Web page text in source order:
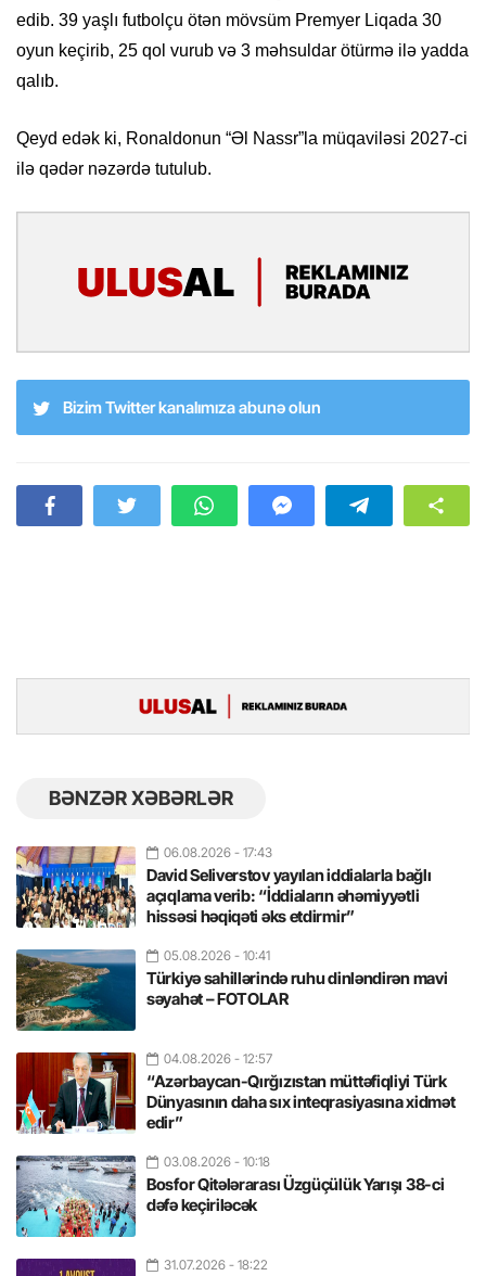
edib. 39 yaşlı futbolçu ötən mövsüm Premyer Liqada 30
oyun keçirib, 25 qol vurub və 3 məhsuldar ötürmə ilə yadda
qalıb.
Qeyd edək ki, Ronaldonun “Əl Nassr”la müqaviləsi 2027-ci
ilə qədər nəzərdə tutulub.
Bizim Twitter kanalımıza abunə olun
BƏNZƏR XƏBƏRLƏR
06.08.2026 - 17:43
David Seliverstov yayılan iddialarla bağlı
açıqlama verib: “İddiaların əhəmiyyətli
hissəsi həqiqəti əks etdirmir”
05.08.2026 - 10:41
Türkiyə sahillərində ruhu dinləndirən mavi
səyahət – FOTOLAR
04.08.2026 - 12:57
“Azərbaycan-Qırğızıstan müttəfiqliyi Türk
Dünyasının daha sıx inteqrasiyasına xidmət
edir”
03.08.2026 - 10:18
Bosfor Qitələrarası Üzgüçülük Yarışı 38-ci
dəfə keçiriləcək
31.07.2026 - 18:22